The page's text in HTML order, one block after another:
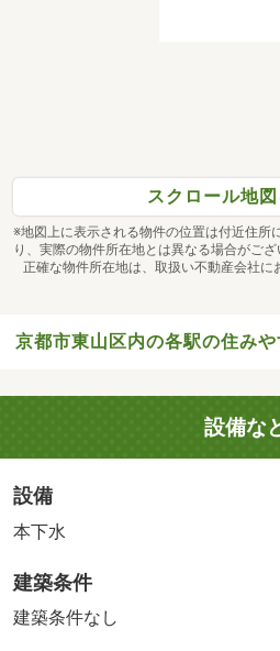
スクロール地
※地図上に表示される物件の位置は付近住所
り、実際の物件所在地とは異なる場合がござ
正確な物件所在地は、取扱い不動産会社に
京都市東山区内の各駅の住みや
設備な
設備
本下水
建築条件
建築条件なし